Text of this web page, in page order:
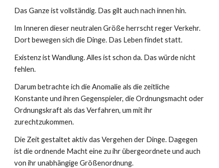
Das Ganze ist vollständig. Das gilt auch nach innen hin.
Im Inneren dieser neutralen Größe herrscht reger Verkehr.
Dort bewegen sich die Dinge. Das Leben findet statt.
Existenz ist Wandlung. Alles ist schon da. Das würde nicht
fehlen.
Darum betrachte ich die Anomalie als die zeitliche
Konstante und ihren Gegenspieler, die Ordnungsmacht oder
Ordnungskraft als das Verfahren, um mit ihr
zurechtzukommen.
Die Zeit gestaltet aktiv das Vergehen der Dinge. Dagegen
ist die ordnende Macht eine zu ihr übergeordnete und auch
von ihr unabhängige Größenordnung.